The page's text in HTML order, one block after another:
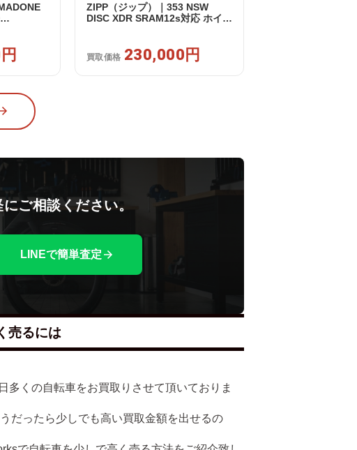
ZIPP（ジップ）｜353 NSW
DISC XDR SRAM12s対応 ホイー
買取価格 230,000円
ご相談ください。
LINEで簡単査定
売るには
多くの自転車をお買取りさせて頂いておりま
だったら少しでも高い買取金額を出せるの